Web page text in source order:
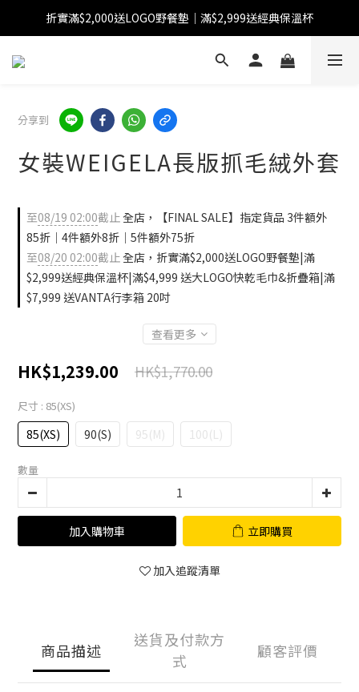
【FINAL SALE】指定商品低至38折
折實滿$2,000送LOGO野餐墊｜滿$2,999送經典保溫杯
【FINAL SALE】全單免運費
分享到
女裝WEIGELA長版抓毛絨外套
至08/19 02:00截止全店，【FINAL SALE】指定貨品 3件額外
85折｜4件額外8折｜5件額外75折
至08/20 02:00截止全店，折實滿$2,000送LOGO野餐墊|滿
$2,999送經典保溫杯|滿$4,999 送大LOGO快乾毛巾&折疊箱|滿
$7,999 送VANTA行李箱 20吋
查看更多
HK$1,239.00 HK$1,770.00
尺寸 : 85(XS)
85(XS) 90(S) 95(M) 100(L)
數量
加入購物車 立即購買
加入追蹤清單
商品描述
送貨及付款方
式
顧客評價